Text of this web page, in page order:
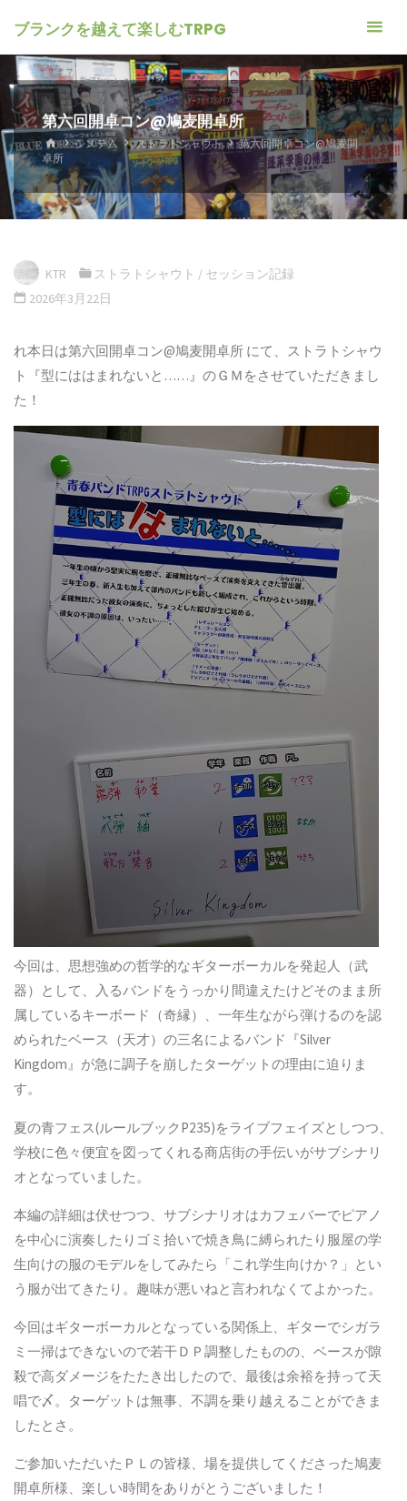
ブランクを越えて楽しむTRPG
第六回開卓コン@鳩麦開卓所
ホ
ー
ム
システム ストラトシャウト
第六回開卓コン@鳩麦開
卓所
KTR ストラトシャウト / セッション記録
2026年3月22日
れ本日は第六回開卓コン@鳩麦開卓所 にて、ストラトシャウ
ト『型にははまれないと……』のＧＭをさせていただきまし
た！
今回は、思想強めの哲学的なギターボーカルを発起人（武
器）として、入るバンドをうっかり間違えたけどそのまま所
属しているキーボード（奇縁）、一年生ながら弾けるのを認
められたベース（天才）の三名によるバンド『Silver
Kingdom』が急に調子を崩したターゲットの理由に迫りま
す。
夏の青フェス(ルールブックP235)をライブフェイズとしつつ、
学校に色々便宜を図ってくれる商店街の手伝いがサブシナリ
オとなっていました。
本編の詳細は伏せつつ、サブシナリオはカフェバーでピアノ
を中心に演奏したりゴミ拾いで焼き鳥に縛られたり服屋の学
生向けの服のモデルをしてみたら「これ学生向けか？」とい
う服が出てきたり。趣味が悪いねと言われなくてよかった。
今回はギターボーカルとなっている関係上、ギターでシガラ
ミ一掃はできないので若干ＤＰ調整したものの、ベースが隙
殺で高ダメージをたたき出したので、最後は余裕を持って天
唱で〆。ターゲットは無事、不調を乗り越えることができま
したとさ。
ご参加いただいたＰＬの皆様、場を提供してくださった鳩麦
開卓所様、楽しい時間をありがとうございました！